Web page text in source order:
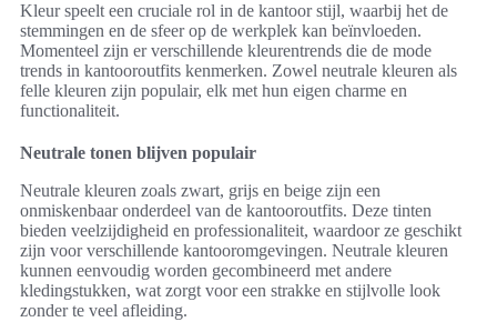
Kleur speelt een cruciale rol in de kantoor stijl, waarbij het de
stemmingen en de sfeer op de werkplek kan beïnvloeden.
Momenteel zijn er verschillende kleurentrends die de mode
trends in kantooroutfits kenmerken. Zowel neutrale kleuren als
felle kleuren zijn populair, elk met hun eigen charme en
functionaliteit.
Neutrale tonen blijven populair
Neutrale kleuren zoals zwart, grijs en beige zijn een
onmiskenbaar onderdeel van de kantooroutfits. Deze tinten
bieden veelzijdigheid en professionaliteit, waardoor ze geschikt
zijn voor verschillende kantooromgevingen. Neutrale kleuren
kunnen eenvoudig worden gecombineerd met andere
kledingstukken, wat zorgt voor een strakke en stijlvolle look
zonder te veel afleiding.